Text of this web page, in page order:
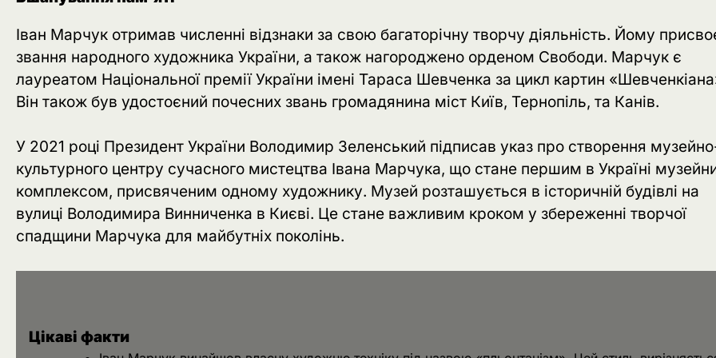
Іван Марчук отримав численні відзнаки за свою багаторічну творчу діяльність. Йому
звання народного художника України, а також нагороджено орденом Свободи. Марчук є
лауреатом Національної премії України імені Тараса Шевченка за цикл картин
Він також був удостоєний почесних звань громадянина міст Київ, Тернопіль, та Канів.
У 2021 році Президент України Володимир Зеленський підписав указ про створення
культурного центру сучасного мистецтва Івана Марчука, що стане першим в Україні
комплексом, присвяченим одному художнику. Музей розташується в історичній будівлі на
вулиці Володимира Винниченка в Києві. Це стане важливим кроком у збереженні творчої
спадщини Марчука для майбутніх поколінь.
Цікаві факти